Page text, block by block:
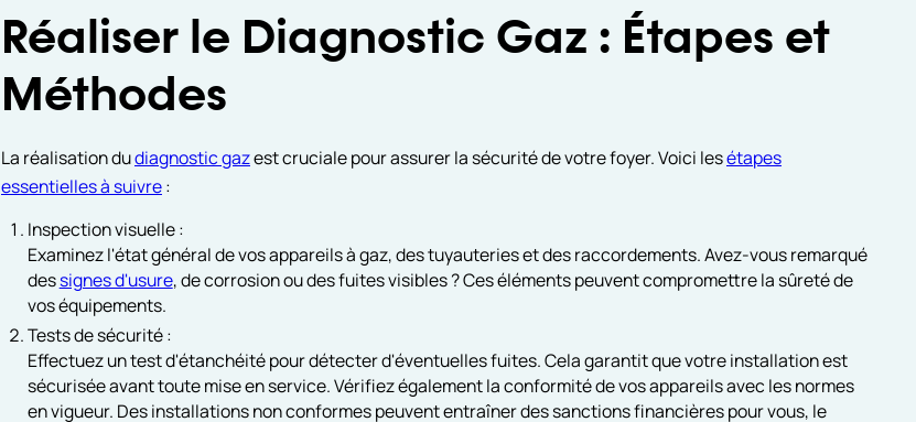
Réaliser le Diagnostic Gaz : Étapes et
Méthodes
La réalisation dudiagnostic gazest cruciale pour assurer la sécurité de votre foyer. Voici lesétapes
essentielles à suivre:
Inspection visuelle :
Examinez l'état général de vos appareils à gaz, des tuyauteries et des raccordements. Avez-vous remarqué
dessignes d'usure, de corrosion ou des fuites visibles ? Ces éléments peuvent compromettre la sûreté de
vos équipements.
Tests de sécurité :
Effectuez un test d'étanchéité pour détecter d'éventuelles fuites. Cela garantit que votre installation est
sécurisée avant toute mise en service. Vérifiez également la conformité de vos appareils avec les normes
en vigueur. Des installations non conformes peuvent entraîner des sanctions financières pour vous, le